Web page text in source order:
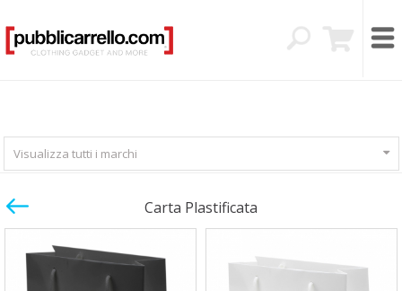
Visualizza tutti i marchi
Carta Plastificata